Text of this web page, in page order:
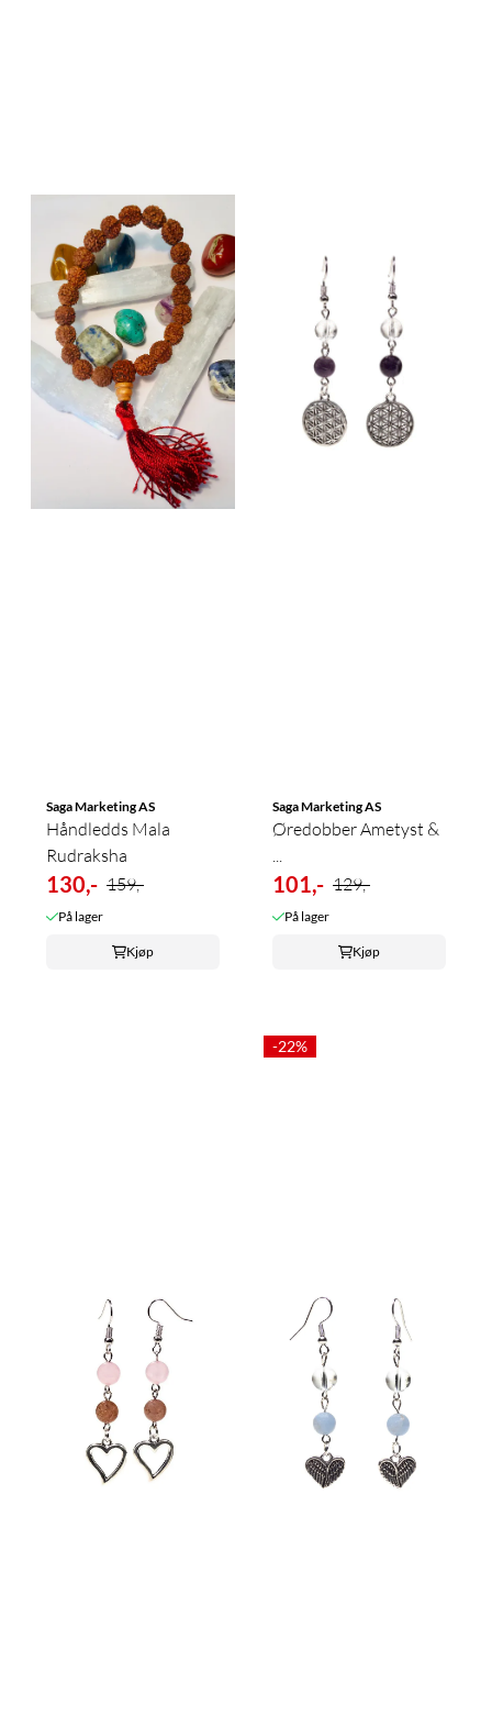
Saga Marketing AS
Håndledds Mala
Rudraksha
130,- 159,-
På lager
Kjøp
Saga Marketing AS
Øredobber Ametyst &
101,- 129,-
På lager
Kjøp
-22%